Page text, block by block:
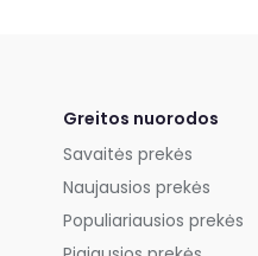
Greitos nuorodos
Savaitės prekės
Naujausios prekės
Populiariausios prekės